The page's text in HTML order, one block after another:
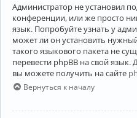
Администратор не установил
конференции, или же просто
язык. Попробуйте узнать у
может ли он установить
такого языкового пакета не
перевести phpBB на свой
вы можете получить на сайте
Вернуться к началу